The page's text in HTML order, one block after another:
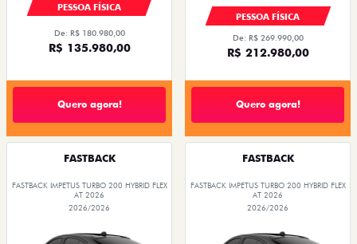
PESSOA FÍSICA
De: R$ 180.980,00
R$ 135.980,00
Quero agora!
PESSOA FÍSICA
De: R$ 269.990,00
R$ 212.980,00
Quero agora!
FASTBACK
FASTBACK IMPETUS TURBO 200 HYBRID FLEX
AT 2026
2026/2026
FASTBACK
FASTBACK IMPETUS TURBO 200 HYBRID FLEX
AT 2026
2026/2026